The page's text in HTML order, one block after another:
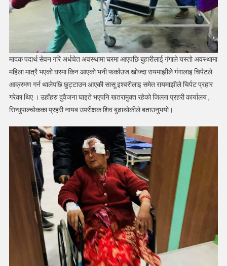
मादक पदार्थ सेवन गरि अर्धचेत अवस्थामा घरमा आएपछि बुहारीलाई गंगाले यस्तो अवस्थामा
महिला मात्रै भएको घरमा किन आएको भनी फर्काउज खोज्दा रायमाझीले गंगालाइ चिर्पटले
आक्रमण गर्न थालेपछि छुट्टाउन आएकी सासू इश्वरीलाइ समेत रायमाझीले चिर्पट प्रहार
गरेका थिए । उहाँहरु दुवैजना घाइते भएपनि खतरामुक्त रहेको जिल्ला प्रहरी कार्यालय ,
सिन्धुपाल्चोकका प्रहरी नायब उपरीक्षक शिव बुढाथोकीले बताउनुभयो।